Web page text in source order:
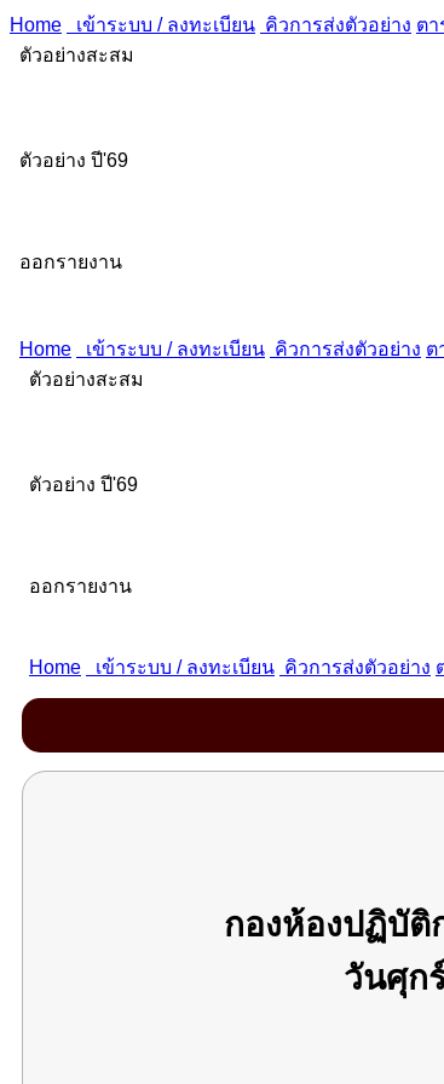
Home เข้าระบบ / ลงทะเบียน คิวการส่งตัวอย่าง ตา
ตัวอย่างสะสม
ตัวอย่าง ปี'69
ออกรายงาน
กองห้องปฏิบั
วันศุก